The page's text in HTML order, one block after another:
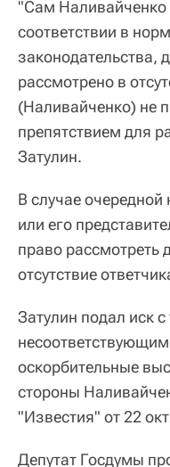
"Сам Наливайченко
соответствии в
законодательства,
рассмотрено в
(Наливайченко) не
препятствием для
Затулин.
В случае
или его
право рассмотреть
отсутствие
Затулин подал иск
оскорбительные
стороны
"Известия" от 22
Депутат Госдумы